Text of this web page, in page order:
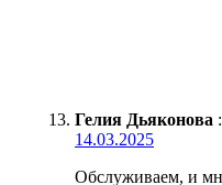
Гелия Дьяконова :
14.03.2025
Обслуживаем, и